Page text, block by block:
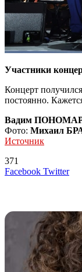
Участники
Концерт
постоянно.
Вадим
Фото: Михаил
Источник
371
Facebook TwitterLine